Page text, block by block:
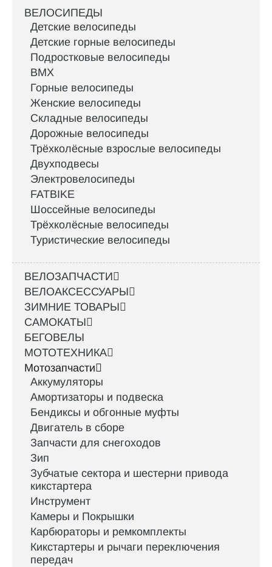
ВЕЛОСИПЕДЫ
Детские велосипеды
Детские горные велосипеды
Подростковые велосипеды
BMX
Горные велосипеды
Женские велосипеды
Складные велосипеды
Дорожные велосипеды
Трёхколёсные взрослые велосипеды
Двухподвесы
Электровелосипеды
FATBIKE
Шоссейные велосипеды
Трёхколёсные велосипеды
Туристические велосипеды
ВЕЛОЗАПЧАСТИ
ВЕЛОАКСЕССУАРЫ
ЗИМНИЕ ТОВАРЫ
САМОКАТЫ
БЕГОВЕЛЫ
МОТОТЕХНИКА
Мотозапчасти
Аккумуляторы
Амортизаторы и подвеска
Бендиксы и обгонные муфты
Двигатель в сборе
Запчасти для снегоходов
Зип
Зубчатые сектора и шестерни привода
кикстартера
Инструмент
Камеры и Покрышки
Карбюраторы и ремкомплекты
Кикстартеры и рычаги переключения
передач